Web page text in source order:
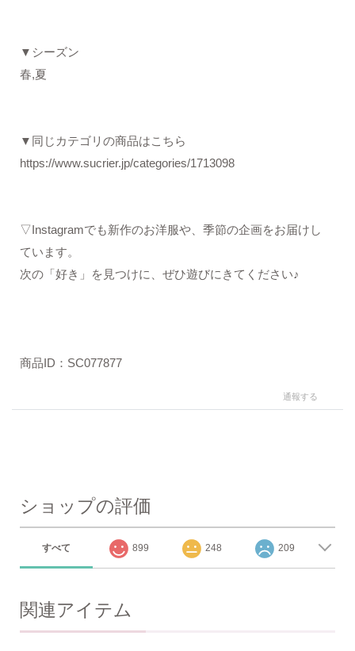
▼シーズン
春,夏
▼同じカテゴリの商品はこちら
https://www.sucrier.jp/categories/1713098
▽Instagramでも新作のお洋服や、季節の企画をお届けし
ています。
次の「好き」を見つけに、ぜひ遊びにきてください♪
商品ID：SC077877
通報する
ショップの評価
すべて 899 248 209
関連アイテム